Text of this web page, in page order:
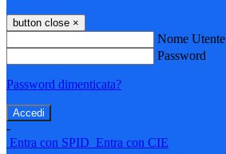
button close ×
Nome Utente
Password
Password dimenticata?
-
Entra con SPID Entra con CIE